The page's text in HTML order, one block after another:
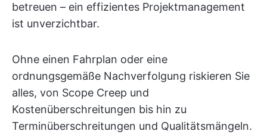
betreuen – ein effizientes Projektmanagement
ist unverzichtbar.
Ohne einen Fahrplan oder eine
ordnungsgemäße Nachverfolgung riskieren Sie
alles, von Scope Creep und
Kostenüberschreitungen bis hin zu
Terminüberschreitungen und Qualitätsmängeln.